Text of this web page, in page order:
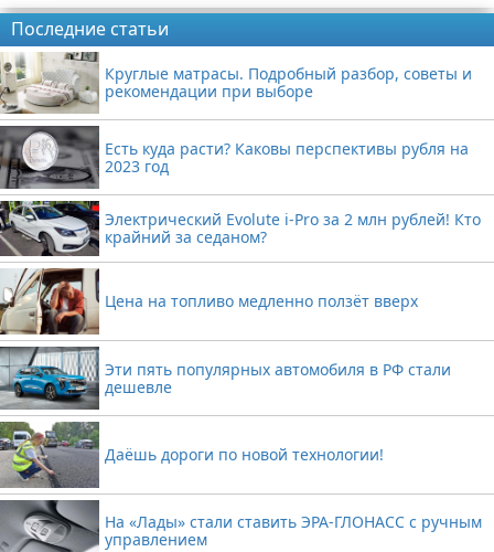
Последние статьи
Круглые матрасы. Подробный разбор, советы и
рекомендации при выборе
Есть куда расти? Каковы перспективы рубля на
2023 год
Электрический Evolute i-Pro за 2 млн рублей! Кто
крайний за седаном?
Цена на топливо медленно ползёт вверх
Эти пять популярных автомобиля в РФ стали
дешевле
Даёшь дороги по новой технологии!
На «Лады» стали ставить ЭРА-ГЛОНАСС с ручным
управлением